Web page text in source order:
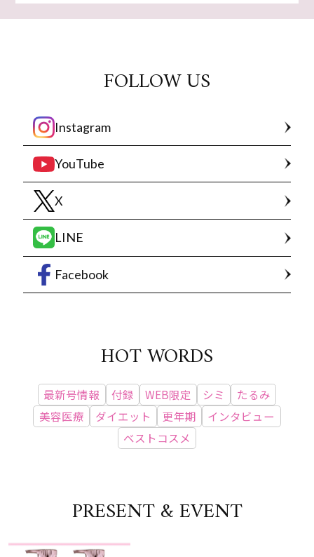
FOLLOW US
Instagram
YouTube
X
LINE
Facebook
HOT WORDS
最新号情報 付録 WEB限定 シミ
たるみ
美容医療
ダイエット 更年期
インタビュー
ベストコスメ
PRESENT & EVENT